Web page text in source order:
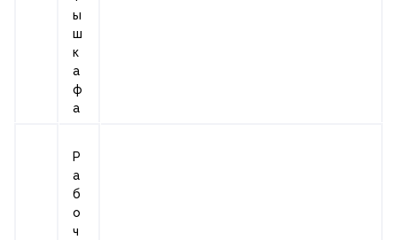
ы
ш
к
а
ф
а
Р
а
б
о
ч